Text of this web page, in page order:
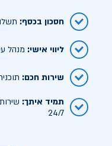
חסכון בכסף:
ליווי אישי: מנהל
שירות חכם:
תמיד איתך:
24/7